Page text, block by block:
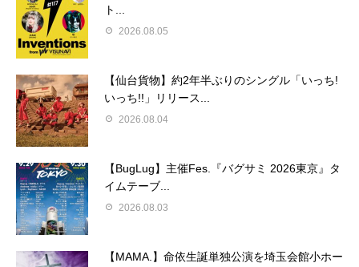
ト...
2026.08.05
【仙台貨物】約2年半ぶりのシングル「いっち!
いっち!!」リリース...
2026.08.04
【BugLug】主催Fes.『バグサミ 2026東京』タ
イムテーブ...
2026.08.03
【MAMA.】命依生誕単独公演を埼玉会館小ホー